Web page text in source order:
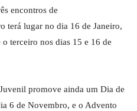
encontros de
terá lugar no dia 16 de Janeiro,
terceiro nos dias 15 e 16 de
promove ainda um Dia de
6 de Novembro, e o Advento